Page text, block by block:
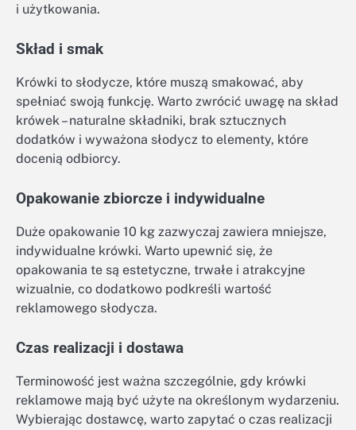
i użytkowania.
Skład i smak
Krówki to słodycze, które muszą smakować, aby
spełniać swoją funkcję. Warto zwrócić uwagę na skład
krówek – naturalne składniki, brak sztucznych
dodatków i wyważona słodycz to elementy, które
docenią odbiorcy.
Opakowanie zbiorcze i indywidualne
Duże opakowanie 10 kg zazwyczaj zawiera mniejsze,
indywidualne krówki. Warto upewnić się, że
opakowania te są estetyczne, trwałe i atrakcyjne
wizualnie, co dodatkowo podkreśli wartość
reklamowego słodycza.
Czas realizacji i dostawa
Terminowość jest ważna szczególnie, gdy krówki
reklamowe mają być użyte na określonym wydarzeniu.
Wybierając dostawcę, warto zapytać o czas realizacji